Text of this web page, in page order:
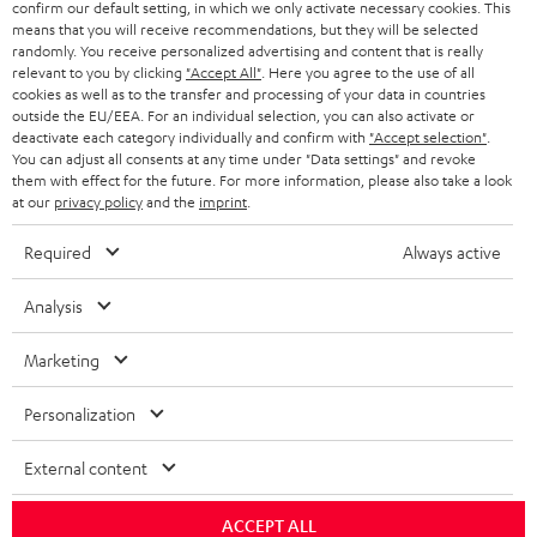
BLUETOOTH-LAUTSPRECHER
KOPFHÖRER
BLUETOOTH-KOPFHÖRER
STEREOANLAGEN
LAUTSPRECHER
ULTIMA-SERIE
IN-EAR-KOPFHÖRER
FANSHOP
NEUHEITEN
PARTNERPROGRAMM
BLOG
NEWSLETTER
STORES
DEINE VORTEILE BEI TEUFEL
TEUFEL STORY
UNSER MANAGEMENT
NACHHALTIGKEIT
UNSERE WERTE
SCHWEIZ
NIEDERLANDE
BELGIEN
POLEN
SPANIEN
USA
Fotos abgebildete Zubehör ist nicht im Lieferumfang enthalten. Etwaige
©2026 Lautsprecher Teufel GmbH - All rights reserved.
Impressum AGB Datenschutz Daten-Einstellungen
EU Data Act
confirm our default setting, in which we only activate necessary cookies. This
means that you will receive recommendations, but they will be selected
randomly. You receive personalized advertising and content that is really
relevant to you by clicking "Accept All" . Here you agree to the use of all
cookies as well as to the transfer and processing of your data in countries
outside the EU/EEA. For an individual selection, you can also activate or
deactivate each category individually and confirm with "Accept selection"
You can adjust all consents at any time under "Data settings" and revoke
them with effect for the future. For more information, please also take a look
at our privacy policyand the imprint
Required Always active
Analysis
Marketing
Personalization
External content
ACCEPT ALL